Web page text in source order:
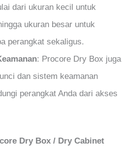
dari ukuran kecil untuk
ukuran besar untuk
perangkat sekaligus.
: Procore Dry Box juga
dan sistem keamanan
perangkat Anda dari akses
Dry Box / Dry Cabinet